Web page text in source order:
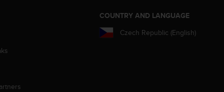
COUNTRY AND LANGUAGE
Czech Republic (English)